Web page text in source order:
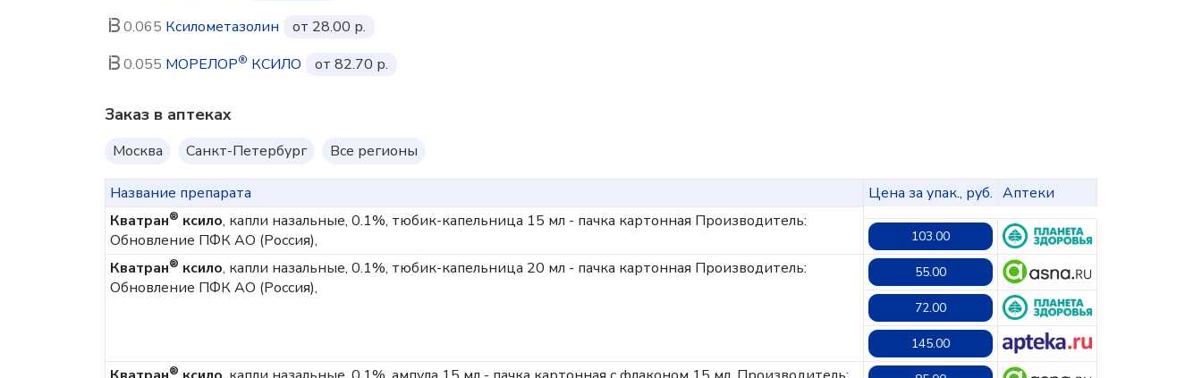
0.065 Ксилометазолин
от 28.00 р.
0.055 МОРЕЛОР® КСИЛО от 82.70 р.
Заказ в аптеках
Москва Санкт-Петербург Все регионы
Название препарата Цена за упак., руб. Аптеки
Кватран® ксило, капли назальные, 0.1%, тюбик-капельница 15 мл - пачка картонная Производитель:
Обновление ПФК АО (Россия),
103.00
Кватран® ксило, капли назальные, 0.1%, тюбик-капельница 20 мл - пачка картонная Производитель:
Обновление ПФК АО (Россия),
55.00
72.00
145.00
®